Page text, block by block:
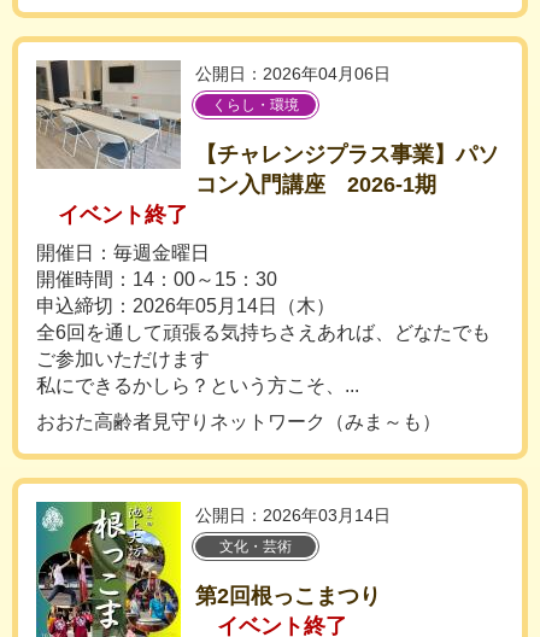
公開日：2026年04月06日
くらし・環境
【チャレンジプラス事業】パソ
コン入門講座 2026-1期
イベント終了
開催日：毎週金曜日
開催時間：14：00～15：30
申込締切：2026年05月14日（木）
全6回を通して頑張る気持ちさえあれば、どなたでも
ご参加いただけます
私にできるかしら？という方こそ、...
おおた高齢者見守りネットワーク（みま～も）
公開日：2026年03月14日
文化・芸術
第2回根っこまつり
イベント終了